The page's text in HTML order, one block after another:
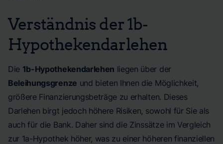
Verständnis der 1b-
Hypothekendarlehen
Die 1b-Hypothekendarlehen liegen über der
Beleihungsgrenze und bieten Ihnen die Möglichkeit,
größere Finanzierungsbeträge zu erhalten. Dieses
Darlehen birgt jedoch höhere Risiken, sowohl für Sie als
auch für die Bank. Daher sind die Zinssätze im Vergleich
zur 1a-Hypothek höher, was zu einer höheren finanziellen